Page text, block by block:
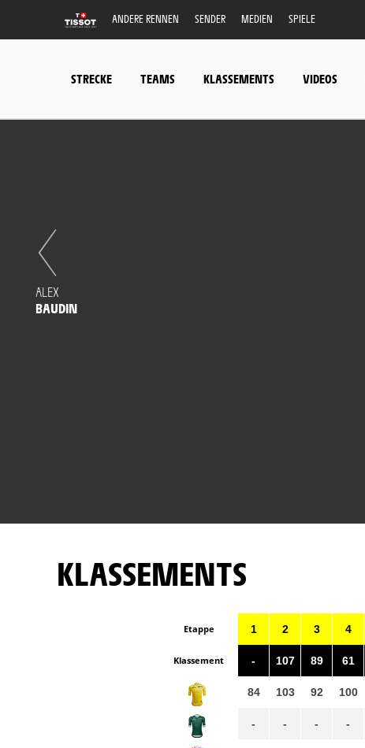
ANDERE RENNEN SENDER MEDIEN SPIELE
STRECKE TEAMS KLASSEMENTS VIDEOS
ALEX
BAUDIN
KLASSEMENTS
Etappe
Klassement
1
-
84
-
2
107
103
-
3
89
92
-
4
61
100
-